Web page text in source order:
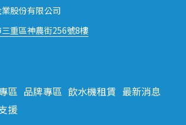
股份有限公司
重區神農街256號8樓
區 品牌專區 飲水機租賃 最新消息
援